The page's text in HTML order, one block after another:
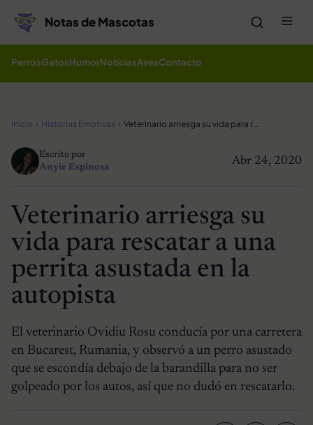
Notas de Mascotas
PerrosGatosHumorNoticiasAvesContacto
Inicio Historias Emotivas Veterinario arriesga su vida para rescatar a una perrita asustada en la autopista
Abr 24, 2020
Escrito por
Anyie Espinosa
Veterinario arriesga su
vida para rescatar a una
perrita asustada en la
autopista
El veterinario Ovidiu Rosu conducía por una carretera
en Bucarest, Rumania, y observó a un perro asustado
que se escondía debajo de la barandilla para no ser
golpeado por los autos, así que no dudó en rescatarlo.